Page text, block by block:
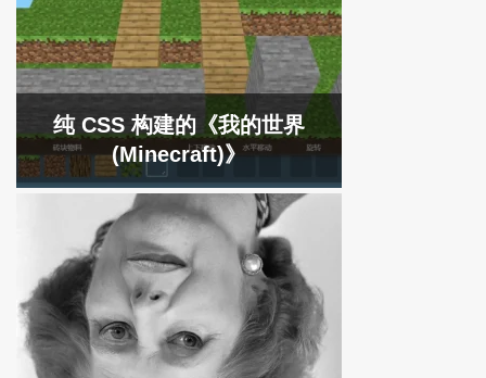
纯 CSS 构建的《我的世界
(Minecraft)》